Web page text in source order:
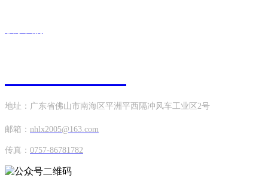
地址：广东省佛山市南海区平洲平西隔冲风车工业区2号
邮箱： nhlx2005@163.com
传真： 0757-86781782